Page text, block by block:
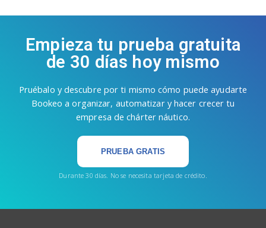
Empieza tu prueba gratuita
de 30 días hoy mismo
Pruébalo y descubre por ti mismo cómo puede ayudarte
Bookeo a organizar, automatizar y hacer crecer tu
empresa de chárter náutico.
PRUEBA GRATIS
Durante 30 días. No se necesita tarjeta de crédito.